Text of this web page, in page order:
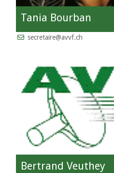
Tania Bourban
secretaire@avvf.ch
Bertrand Veuthey